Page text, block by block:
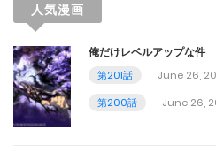
第77話
March 6, 2025
第76話
人気漫画
俺だけレベルアップな件
第201話
June 26,
第200話
June 26,